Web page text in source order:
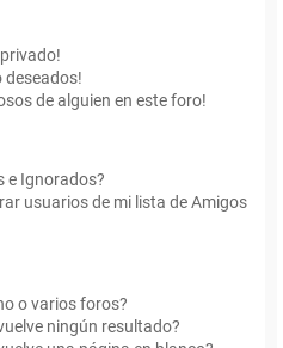
deseados!
de alguien en este foro!
e Ignorados?
usuarios de mi lista de Amigos
o varios foros?
ningún resultado?